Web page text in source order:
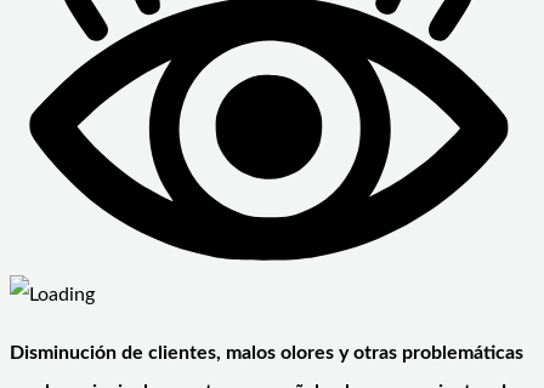
Disminución de clientes, malos olores y otras problemáticas